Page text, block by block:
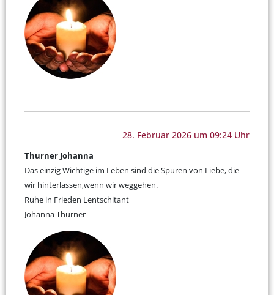
28. Februar 2026 um 09:24 Uhr
Thurner Johanna
Das einzig Wichtige im Leben sind die Spuren von Liebe, die
wir hinterlassen,wenn wir weggehen.
Ruhe in Frieden Lentschitant
Johanna Thurner